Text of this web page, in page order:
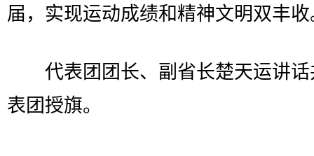
届，实现运动成绩和精神文明双丰收
代表团团长、副省长楚天运讲话
表团授旗。